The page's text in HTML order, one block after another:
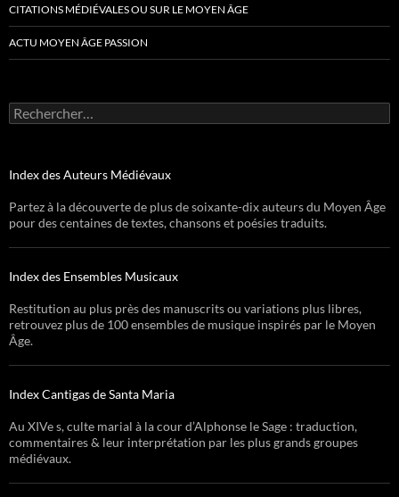
CITATIONS MÉDIÉVALES OU SUR LE MOYEN ÂGE
ACTU MOYEN ÂGE PASSION
Rechercher :
Index des Auteurs Médiévaux
Partez à la découverte de plus de soixante-dix auteurs du Moyen Âge
pour des centaines de textes, chansons et poésies traduits.
Index des Ensembles Musicaux
Restitution au plus près des manuscrits ou variations plus libres,
retrouvez plus de 100 ensembles de musique inspirés par le Moyen
Âge.
Index Cantigas de Santa Maria
Au XIVe s, culte marial à la cour d’Alphonse le Sage : traduction,
commentaires & leur interprétation par les plus grands groupes
médiévaux.